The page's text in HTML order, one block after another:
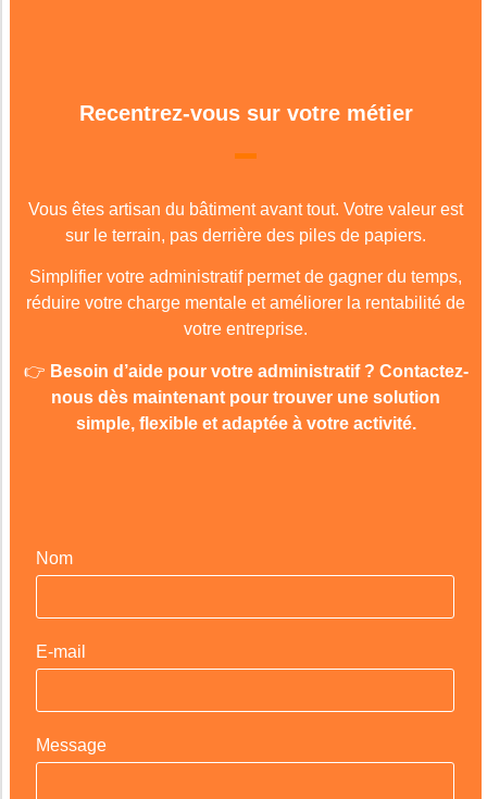
Recentrez-vous sur votre métier
Vous êtes artisan du bâtiment avant tout. Votre valeur est
sur le terrain, pas derrière des piles de papiers.
Simplifier votre administratif permet de gagner du temps,
réduire votre charge mentale et améliorer la rentabilité de
votre entreprise.
👉 Besoin d’aide pour votre administratif ? Contactez-
nous dès maintenant pour trouver une solution
simple, flexible et adaptée à votre activité.
Nom
E-mail
Message